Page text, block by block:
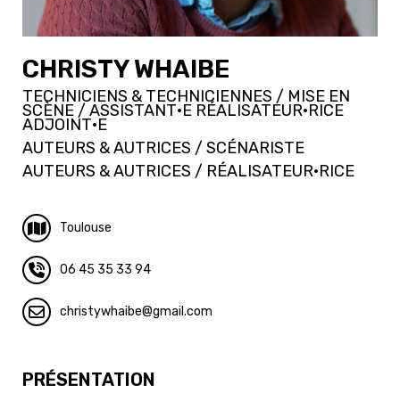
CHRISTY WHAIBE
TECHNICIENS & TECHNICIENNES / MISE EN
SCÈNE / ASSISTANT·E RÉALISATEUR·RICE
ADJOINT·E
AUTEURS & AUTRICES / SCÉNARISTE
AUTEURS & AUTRICES / RÉALISATEUR·RICE
Toulouse
06 45 35 33 94
christywhaibe gmail.com
PRÉSENTATION